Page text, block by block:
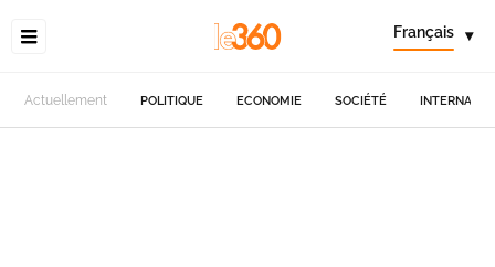
Français ▾
Actuellement POLITIQUE ECONOMIE SOCIÉTÉ